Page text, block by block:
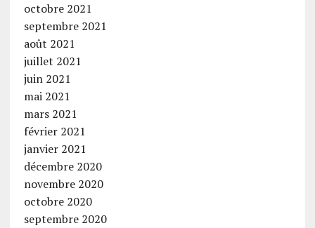
octobre 2021
septembre 2021
août 2021
juillet 2021
juin 2021
mai 2021
mars 2021
février 2021
janvier 2021
décembre 2020
novembre 2020
octobre 2020
septembre 2020